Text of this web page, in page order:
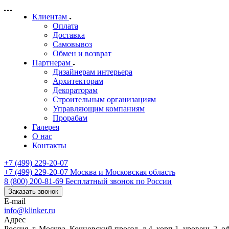
Клиентам
Оплата
Доставка
Самовывоз
Обмен и возврат
Партнерам
Дизайнерам интерьера
Архитекторам
Декораторам
Строительным организациям
Управляющим компаниям
Прорабам
Галерея
О нас
Контакты
+7 (499) 229-20-07
+7 (499) 229-20-07 Москва и Московская область
8 (800) 200-81-69 Бесплатный звонок по России
Заказать звонок
E-mail
info@klinker.ru
Адрес